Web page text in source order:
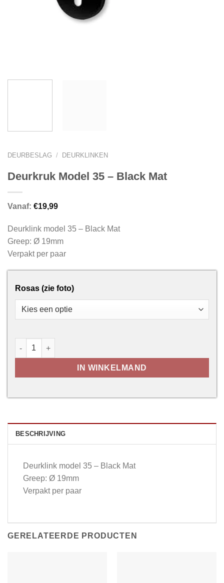
DEURBESLAG / DEURKLINKEN
Deurkruk Model 35 – Black Mat
Vanaf: €19,99
Deurklink model 35 – Black Mat
Greep: Ø 19mm
Verpakt per paar
Rosas (zie foto)
Deurkruk Model 35 – Black Mat aantal
IN WINKELMAND
BESCHRIJVING
Deurklink model 35 – Black Mat
Greep: Ø 19mm
Verpakt per paar
GERELATEERDE PRODUCTEN